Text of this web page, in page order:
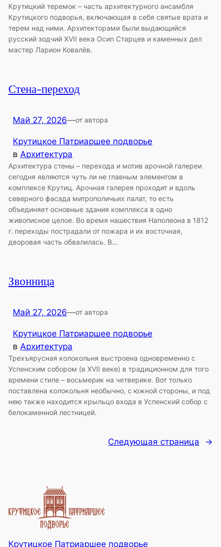
Крутицкий теремок – часть архитектурного ансамбля
Крутицкого подворья, включающая в себя святые врата и
терем над ними. Архитекторами были выдающийся
русский зодчий XVII века Осип Старцев и каменных дел
мастер Ларион Ковалёв.
Стена-переход
Май 27, 2026—от автора
Крутицкое Патриаршее подворье
в Архитектура
Архитектура стены – перехода и мотив арочной галереи
сегодня являются чуть ли не главным элементом в
комплексе Крутиц. Арочная галерея проходит и вдоль
северного фасада митрополичьих палат, то есть
объединяет основные здания комплекса в одно
живописное целое. Во время нашествия Наполеона в 1812
г. переходы пострадали от пожара и их восточная,
дворовая часть обвалилась. В…
Звонница
Май 27, 2026—от автора
Крутицкое Патриаршее подворье
в Архитектура
Трехъярусная колокольня выстроена одновременно с
Успенским собором (в XVII веке) в традиционном для того
времени стиле – восьмерик на четверике. Вот только
поставлена колокольня необычно, с южной стороны, и под
нею также находится крыльцо входа в Успенский собор с
белокаменной лестницей.
Следующая страница →
Крутицкое Патриаршее подворье